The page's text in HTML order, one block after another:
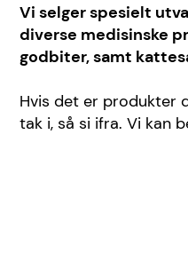
Vi selger spesielt
diverse medisinske
godbiter, samt
Hvis det er produkter
tak i, så si ifra. Vi kan